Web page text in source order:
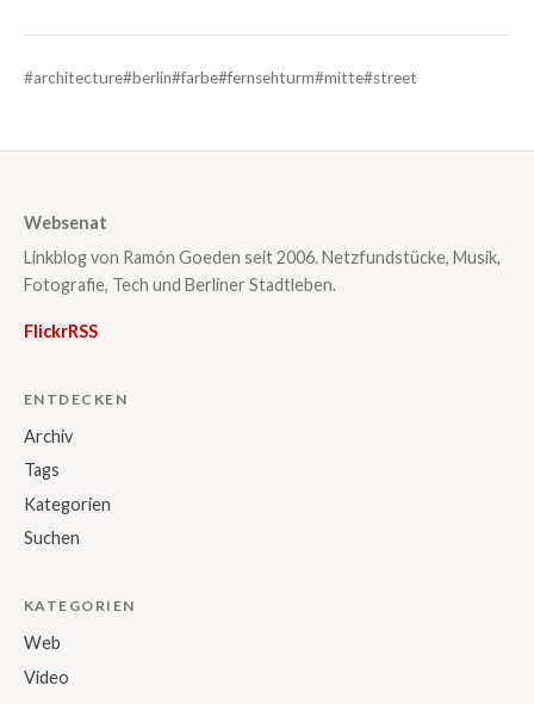
#architecture#berlin#farbe#fernsehturm#mitte#street
Websenat
Linkblog von Ramón Goeden seit 2006. Netzfundstücke, Musik,
Fotografie, Tech und Berliner Stadtleben.
FlickrRSS
ENTDECKEN
Archiv
Tags
Kategorien
Suchen
KATEGORIEN
Web
Video